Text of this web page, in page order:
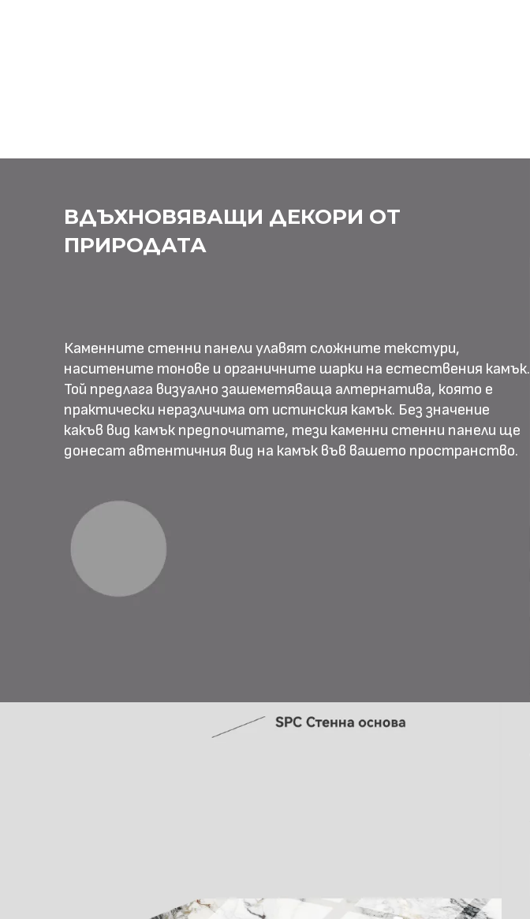
ВДЪХНОВЯВАЩИ ДЕКОРИ ОТ
ПРИРОДАТА
Каменните стенни панели улавят сложните текстури,
наситените тонове и органичните шарки на естествения камък.
Той предлага визуално зашеметяваща алтернатива, която е
практически неразличима от истинския камък. Без значение
какъв вид камък предпочитате, тези каменни стенни панели ще
донесат автентичния вид на камък във вашето пространство.